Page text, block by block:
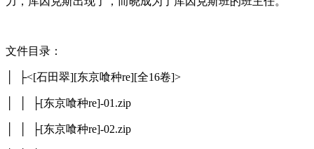
文件目录：
│ ├<[石田翠][东京喰种re][全16卷]>
│ │ ├[东京喰种re]-01.zip
│ │ ├[东京喰种re]-02.zip